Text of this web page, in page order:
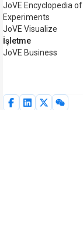
JoVE Encyclopedia of
Experiments
JoVE Visualize
İşletme
JoVE Business